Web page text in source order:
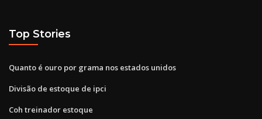
Top Stories
Quanto é ouro por grama nos estados unidos
Divisão de estoque de ipci
Coh treinador estoque